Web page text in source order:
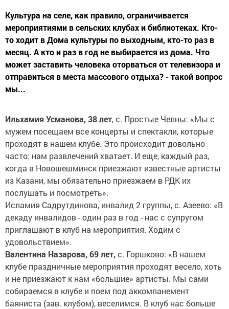
Культура на селе, как правило, ограничивается
мероприятиями в сельских клубах и библиотеках. Кто-
то ходит в Дома культуры по выходным, кто-то раз в
месяц. А кто и раз в год не выбирается из дома. Что
может заставить человека оторваться от телевизора и
отправиться в места массового отдыха? - такой вопрос
мы...
Ильхамия Усманова, 38 лет, с. Простые Челны: «Мы с
мужем посещаем все концерты и спектакли, которые
проходят в нашем клубе. Это происходит довольно
часто: нам развлечений хватает. И еще, каждый раз,
когда в Новошешминск приезжают известные артисты
из Казани, мы обязательно приезжаем в РДК их
послушать и посмотреть».
Исламия Садрутдинова, инвалид 2 группы, с. Азеево: «В
декаду инвалидов - один раз в год - нас с супругом
приглашают в клуб на мероприятия. Ходим с
удовольствием».
Валентина Назарова, 69 лет,с. Горшково: «В нашем
клубе праздничные мероприятия проходят весело, хоть
и не приезжают к нам «большие» артисты. Мы сами
собираемся в клубе и поем под аккомпанемент
баяниста (зав. клубом), веселимся. В клуб нас больше